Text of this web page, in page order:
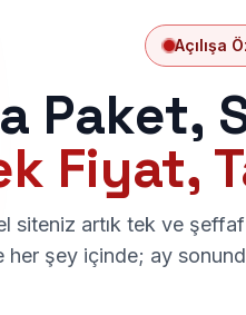
Açılışa
Paket,
Fiyat,
siteniz artık tek ve
her şey içinde; ay